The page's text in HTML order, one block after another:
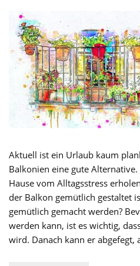
Aktuell ist ein Urlaub kaum
Balkonien eine gute
Hause vom Alltagsstress
der Balkon gemütlich gestaltet
gemütlich gemacht werden?
werden kann, ist es wichtig,
wird. Danach kann er abgefegt,